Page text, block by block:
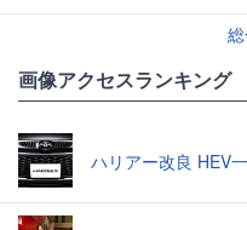
画像アクセスランキング
ハリアー改良 HEV